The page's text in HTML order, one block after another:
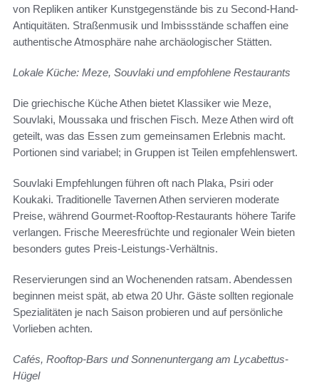
von Repliken antiker Kunstgegenstände bis zu Second-Hand-
Antiquitäten. Straßenmusik und Imbissstände schaffen eine
authentische Atmosphäre nahe archäologischer Stätten.
Lokale Küche: Meze, Souvlaki und empfohlene Restaurants
Die griechische Küche Athen bietet Klassiker wie Meze,
Souvlaki, Moussaka und frischen Fisch. Meze Athen wird oft
geteilt, was das Essen zum gemeinsamen Erlebnis macht.
Portionen sind variabel; in Gruppen ist Teilen empfehlenswert.
Souvlaki Empfehlungen führen oft nach Plaka, Psiri oder
Koukaki. Traditionelle Tavernen Athen servieren moderate
Preise, während Gourmet-Rooftop-Restaurants höhere Tarife
verlangen. Frische Meeresfrüchte und regionaler Wein bieten
besonders gutes Preis-Leistungs-Verhältnis.
Reservierungen sind an Wochenenden ratsam. Abendessen
beginnen meist spät, ab etwa 20 Uhr. Gäste sollten regionale
Spezialitäten je nach Saison probieren und auf persönliche
Vorlieben achten.
Cafés, Rooftop-Bars und Sonnenuntergang am Lycabettus-
Hügel